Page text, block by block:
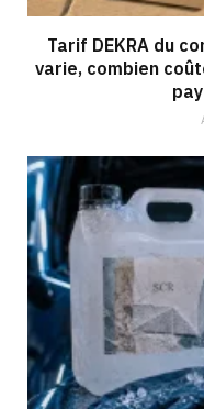
Tarif DEKRA du
varie, combien